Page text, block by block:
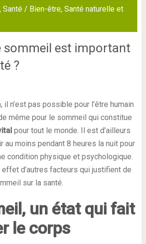
Santé / Bien-être, Santé naturelle et
sommeil est important
?
il n’est pas possible pour l’être humain
même pour le sommeil qui constitue
pour tout le monde. Il est d’ailleurs
au moins pendant 8 heures la nuit pour
condition physique et psychologique.
d’autres facteurs qui justifient de
sur la santé.
un état qui fait
le corps